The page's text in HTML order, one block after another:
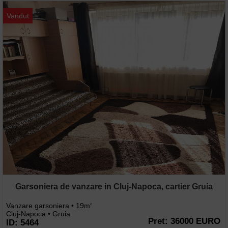
Vandut
Garsoniera de vanzare in Cluj-Napoca, cartier Gruia
Vanzare garsoniera • 19m2
Cluj-Napoca • Gruia
ID: 5464 Pret: 36000 EURO